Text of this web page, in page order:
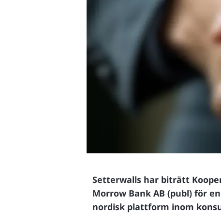
Setterwalls har biträtt
Morrow Bank AB (publ) för
nordisk plattform inom